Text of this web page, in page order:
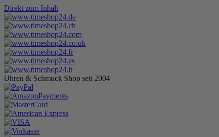
Direkt zum Inhalt
Uhren & Schmuck Shop seit 2004